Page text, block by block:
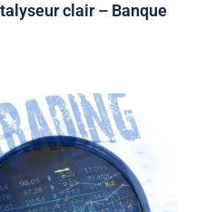
clair – Banque